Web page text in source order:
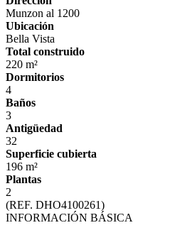
Munzon al 1200
Ubicación
Bella Vista
Total construido
220 m²
Dormitorios
4
Baños
3
Antigüedad
32
Superficie cubierta
196 m²
Plantas
2
(REF. DHO4100261)
INFORMACIÓN BÁSICA